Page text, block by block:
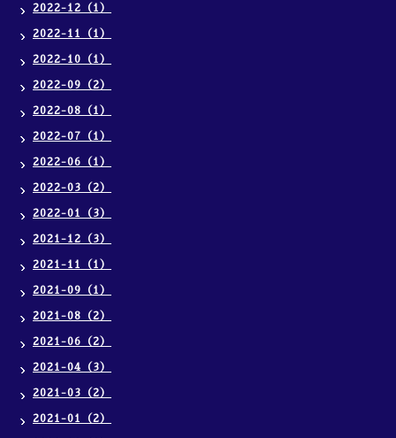
2022-12（1）
2022-11（1）
2022-10（1）
2022-09（2）
2022-08（1）
2022-07（1）
2022-06（1）
2022-03（2）
2022-01（3）
2021-12（3）
2021-11（1）
2021-09（1）
2021-08（2）
2021-06（2）
2021-04（3）
2021-03（2）
2021-01（2）